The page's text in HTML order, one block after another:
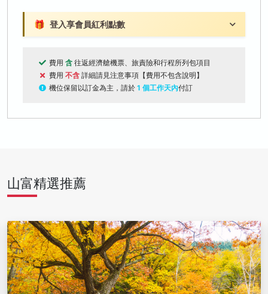
🎁 登入享會員紅利點數
費用 含 往返經濟艙機票、旅責險和行程所列包項目
費用 不含 詳細請見注意事項【費用不包含說明】
機位保留以訂金為主，請於 1 個工作天內付訂
山富精選推薦